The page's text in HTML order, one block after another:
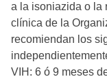
a la isoniazida o la
clínica de la
recomiendan los
VIH: 6 ó 9 meses